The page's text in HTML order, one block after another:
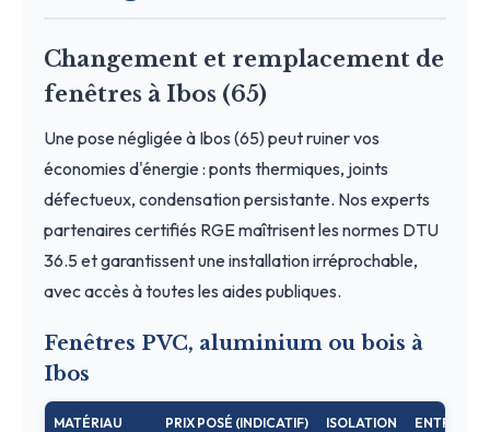
Changement et remplacement de
fenêtres à Ibos (65)
Une pose négligée à Ibos (65) peut ruiner vos
économies d'énergie : ponts thermiques, joints
défectueux, condensation persistante. Nos experts
partenaires certifiés RGE maîtrisent les normes DTU
36.5 et garantissent une installation irréprochable,
avec accès à toutes les aides publiques.
Fenêtres PVC, aluminium ou bois à
Ibos
MATÉRIAU PRIX POSÉ (INDICATIF) ISOLATION ENTRETIEN